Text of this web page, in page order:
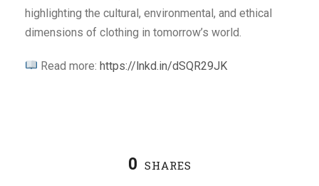
highlighting the cultural, environmental, and ethical
dimensions of clothing in tomorrow’s world.
Read more:https://lnkd.in/dSQR29JK
0 SHARES